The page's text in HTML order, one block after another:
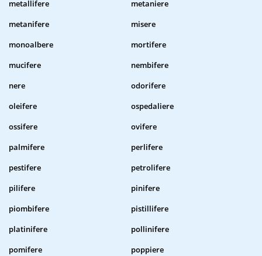
metallifere
metaniere
metanifere
misere
monoalbere
mortifere
mucifere
nembifere
nere
odorifere
oleifere
ospedaliere
ossifere
ovifere
palmifere
perlifere
pestifere
petrolifere
pilifere
pinifere
piombifere
pistillifere
platinifere
pollinifere
pomifere
poppiere